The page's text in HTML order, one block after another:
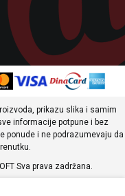
prikazu slika i samim
informacije potpune i bez
ponude i ne podrazumevaju da
Sva prava zadržana.